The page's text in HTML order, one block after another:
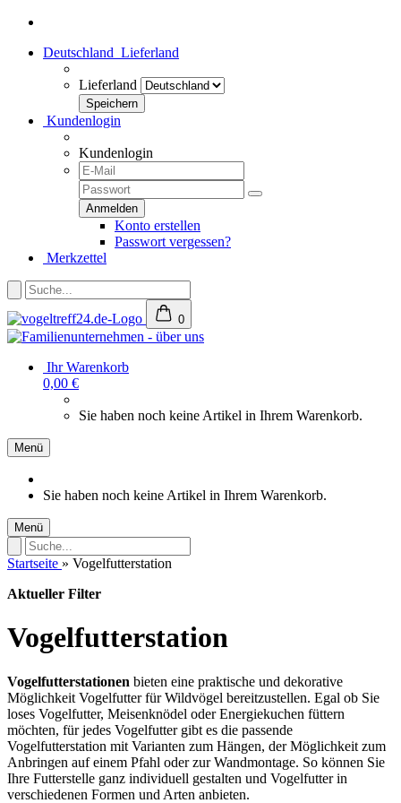
Deutschland Lieferland
Lieferland
Kundenlogin
Kundenlogin
Konto erstellen
Passwort vergessen?
Merkzettel
0
Ihr Warenkorb
0,00 €
Sie haben noch keine Artikel in Ihrem Warenkorb.
Menü
Sie haben noch keine Artikel in Ihrem Warenkorb.
Menü
Startseite » Vogelfutterstation
Aktueller Filter
Vogelfutterstation
Vogelfutterstationen bieten eine praktische und dekorative
Möglichkeit Vogelfutter für Wildvögel bereitzustellen. Egal ob Sie
loses Vogelfutter, Meisenknödel oder Energiekuchen füttern
möchten, für jedes Vogelfutter gibt es die passende
Vogelfutterstation mit Varianten zum Hängen, der Möglichkeit zum
Anbringen auf einem Pfahl oder zur Wandmontage. So können Sie
Ihre Futterstelle ganz individuell gestalten und Vogelfutter in
verschiedenen Formen und Arten anbieten.